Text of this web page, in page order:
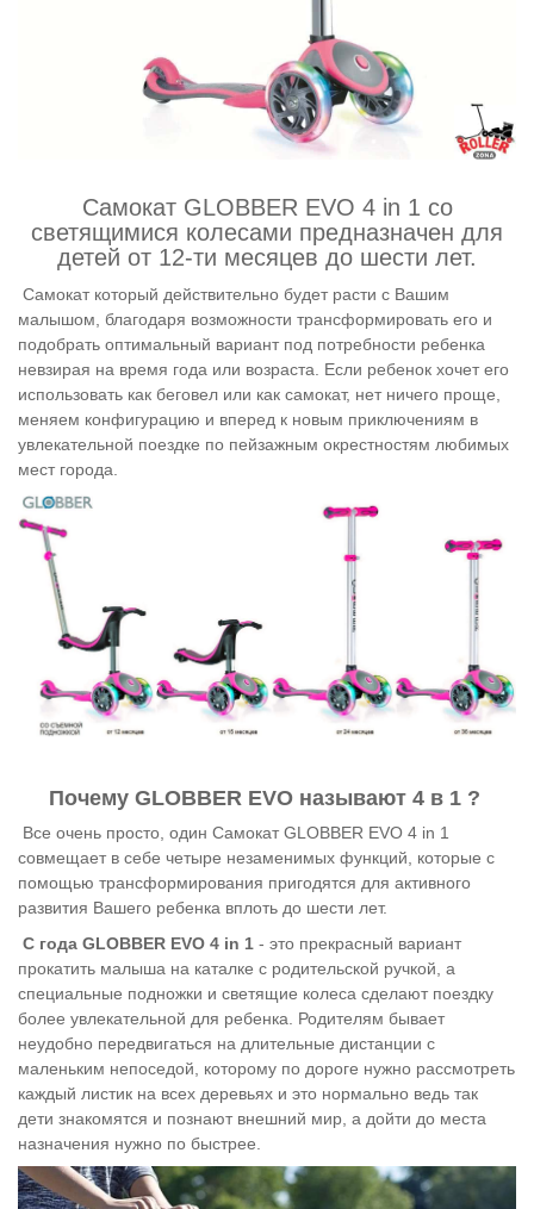
Самокат GLOBBER EVO 4 in 1 со
светящимися колесами предназначен для
детей от 12-ти месяцев до шести лет.
Самокат который действительно будет расти с Вашим
малышом, благодаря возможности трансформировать его и
подобрать оптимальный вариант под потребности ребенка
невзирая на время года или возраста. Если ребенок хочет его
использовать как беговел или как самокат, нет ничего проще,
меняем конфигурацию и вперед к новым приключениям в
увлекательной поездке по пейзажным окрестностям любимых
мест города.
Почему GLOBBER EVO называют 4 в 1 ?
Все очень просто, один Самокат GLOBBER EVO 4 in 1
совмещает в себе четыре незаменимых функций, которые с
помощью трансформирования пригодятся для активного
развития Вашего ребенка вплоть до шести лет.
С года GLOBBER EVO 4 in 1 - это прекрасный вариант
прокатить малыша на каталке с родительской ручкой, а
специальные подножки и светящие колеса сделают поездку
более увлекательной для ребенка. Родителям бывает
неудобно передвигаться на длительные дистанции с
маленьким непоседой, которому по дороге нужно рассмотреть
каждый листик на всех деревьях и это нормально ведь так
дети знакомятся и познают внешний мир, а дойти до места
назначения нужно по быстрее.